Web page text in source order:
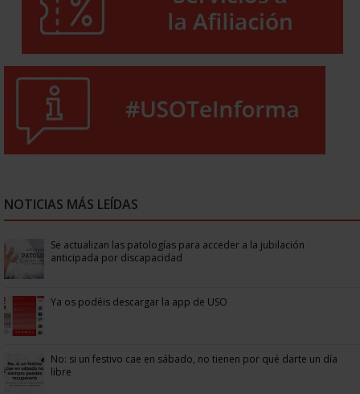
NOTICIAS MÁS LEÍDAS
Se actualizan las patologías para acceder a la jubilación
anticipada por discapacidad
Ya os podéis descargar la app de USO
No: si un festivo cae en sábado, no tienen por qué darte un día
libre